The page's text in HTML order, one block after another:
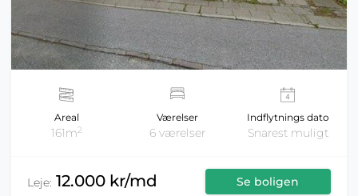
Areal
161m2
Værelser
6 værelser
Indflytnings dato
Snarest muligt
Leje: 12.000 kr/md Se boligen